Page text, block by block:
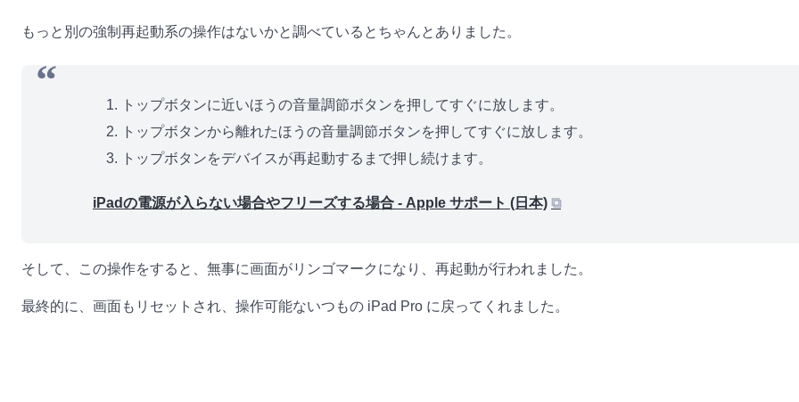
もっと別の強制再起動系の操作はないかと調べているとちゃんとありました。
トップボタンに近いほうの音量調節ボタンを押してすぐに放します。
トップボタンから離れたほうの音量調節ボタンを押してすぐに放します。
トップボタンをデバイスが再起動するまで押し続けます。
iPadの電源が入らない場合やフリーズする場合 - Apple サポート (日本) ⧉
そして、この操作をすると、無事に画面がリンゴマークになり、再起動が行われました。
最終的に、画面もリセットされ、操作可能ないつもの iPad Pro に戻ってくれました。